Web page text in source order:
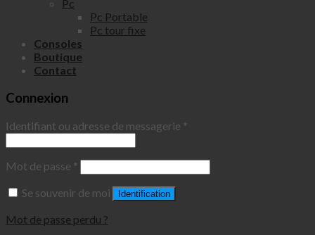
Pc
Pc Portable
Pc tour fixe
Consoles
Boutique
Contact
Connexion
Identifiant ou adresse de messagerie *
Mot de passe *
Se souvenir de moi
Identification
Mot de passe perdu ?